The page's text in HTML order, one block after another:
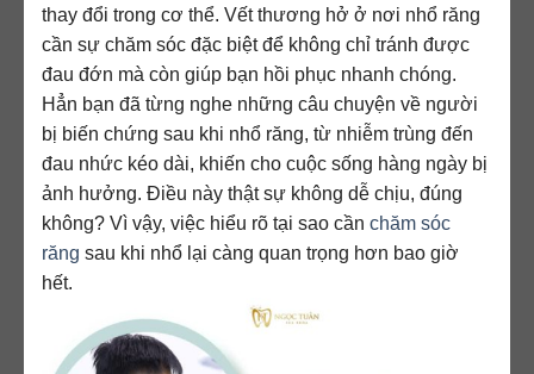
thay đổi trong cơ thể. Vết thương hở ở nơi nhổ răng
cần sự chăm sóc đặc biệt để không chỉ tránh được
đau đớn mà còn giúp bạn hồi phục nhanh chóng.
Hẳn bạn đã từng nghe những câu chuyện về người
bị biến chứng sau khi nhổ răng, từ nhiễm trùng đến
đau nhức kéo dài, khiến cho cuộc sống hàng ngày bị
ảnh hưởng. Điều này thật sự không dễ chịu, đúng
không? Vì vậy, việc hiểu rõ tại sao cần chăm sóc
răng sau khi nhổ lại càng quan trọng hơn bao giờ
hết.